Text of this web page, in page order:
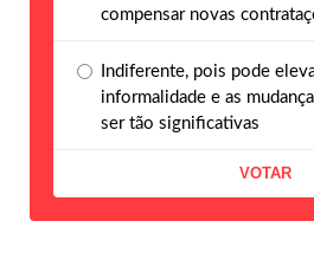
compensar novas
Indiferente, pois pode
informalidade e as
ser tão significativas